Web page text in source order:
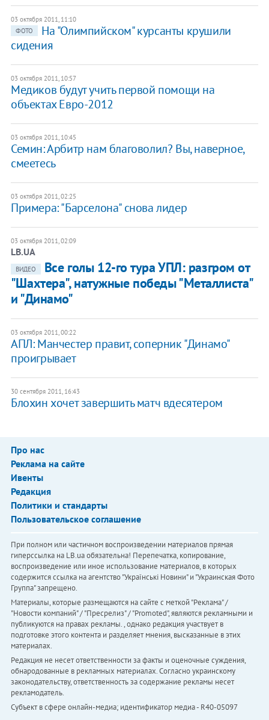
03 октября 2011, 11:10
ФОТО
На "Олимпийском" курсанты крушили
сидения
03 октября 2011, 10:57
Медиков будут учить первой помощи на
объектах Евро-2012
03 октября 2011, 10:45
Семин: Арбитр нам благоволил? Вы, наверное,
смеетесь
03 октября 2011, 02:25
Примера: "Барселона" снова лидер
03 октября 2011, 02:09
LB.UA
ВИДЕО
Все голы 12-го тура УПЛ: разгром от
"Шахтера", натужные победы "Металлиста"
и "Динамо"
03 октября 2011, 00:22
АПЛ: Манчестер правит, соперник "Динамо"
проигрывает
30 сентября 2011, 16:43
Блохин хочет завершить матч вдесятером
Про нас
Реклама на сайте
Ивенты
Редакция
Политики и стандарты
Пользовательское соглашение
При полном или частичном воспроизведении материалов прямая
гиперссылка на LB.ua обязательна! Перепечатка, копирование,
воспроизведение или иное использование материалов, в которых
содержится ссылка на агентство "Українськi Новини" и "Украинская Фото
Группа" запрещено.
Материалы, которые размещаются на сайте с меткой "Реклама" /
"Новости компаний" / "Пресрелиз" / "Promoted", являются рекламными и
публикуются на правах рекламы. , однако редакция участвует в
подготовке этого контента и разделяет мнения, высказанные в этих
материалах.
Редакция не несет ответственности за факты и оценочные суждения,
обнародованные в рекламных материалах. Согласно украинскому
законодательству, ответственность за содержание рекламы несет
рекламодатель.
Субъект в сфере онлайн-медиа; идентификатор медиа - R40-05097